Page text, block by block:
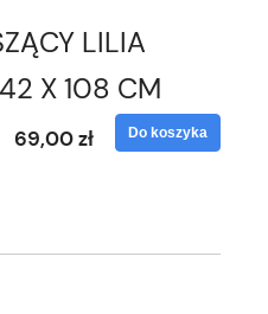
LILIA
X 108 CM
69,00 zł Do koszyka